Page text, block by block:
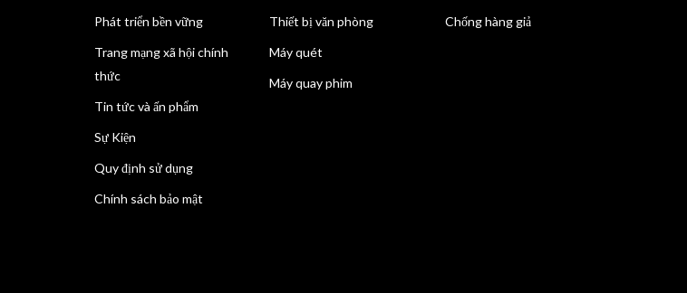
Phát triển bền vững
Trang mạng xã hội chính
thức
Tin tức và ấn phẩm
Sự Kiện
Quy định sử dụng
Chính sách bảo mật
Thiết bị văn phòng
Máy quét
Máy quay phim
Chống hàng giả